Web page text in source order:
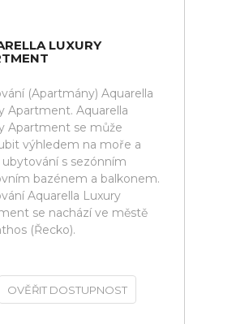
LUXURY
(Apartmány) Aquarella
Apartment. Aquarella
Apartment se může
výhledem na moře a
ubytování s sezónním
bazénem a balkonem.
Aquarella Luxury
se nachází ve městě
(Řecko).
OVĚŘIT DOSTUPNOST